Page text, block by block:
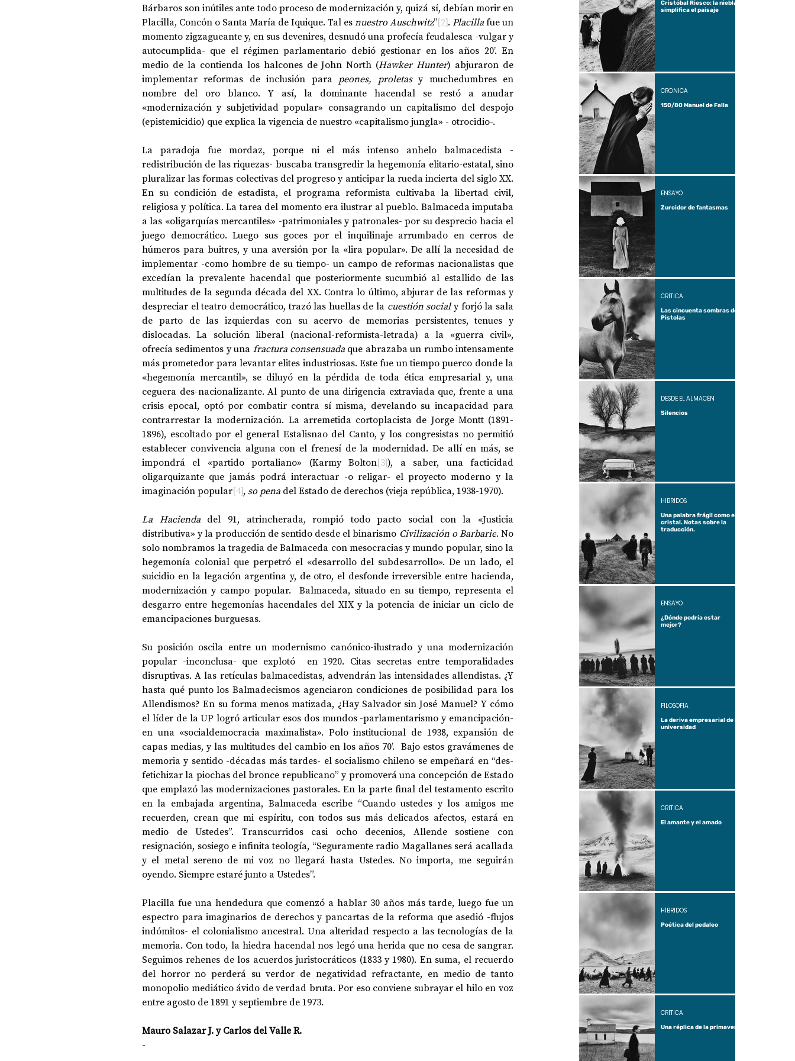
Bárbaros son inútiles ante todo proceso de modernización y, quizá sí, debían morir en
Placilla, Concón o Santa María de Iquique. Tal es nuestro Auschwitz”[2]. Placilla fue un
momento zigzagueante y, en sus devenires, desnudó una profecía feudalesca -vulgar y
autocumplida- que el régimen parlamentario debió gestionar en los años 20’. En
medio de la contienda los halcones de John North (Hawker Hunter) abjuraron de
implementar reformas de inclusión para peones, proletas y muchedumbres en
nombre del oro blanco. Y así, la dominante hacendal se restó a anudar
«modernización y subjetividad popular» consagrando un capitalismo del despojo
(epistemicidio) que explica la vigencia de nuestro «capitalismo jungla» - otrocidio-.
La paradoja fue mordaz, porque ni el más intenso anhelo balmacedista -
redistribución de las riquezas- buscaba transgredir la hegemonía elitario-estatal, sino
pluralizar las formas colectivas del progreso y anticipar la rueda incierta del siglo XX.
En su condición de estadista, el programa reformista cultivaba la libertad civil,
religiosa y política. La tarea del momento era ilustrar al pueblo. Balmaceda imputaba
a las «oligarquías mercantiles» -patrimoniales y patronales- por su desprecio hacia el
juego democrático. Luego sus goces por el inquilinaje arrumbado en cerros de
húmeros para buitres, y una aversión por la «lira popular». De allí la necesidad de
implementar -como hombre de su tiempo- un campo de reformas nacionalistas que
excedían la prevalente hacendal que posteriormente sucumbió al estallido de las
multitudes de la segunda década del XX. Contra lo último, abjurar de las reformas y
despreciar el teatro democrático, trazó las huellas de la cuestión social y forjó la sala
de parto de las izquierdas con su acervo de memorias persistentes, tenues y
dislocadas. La solución liberal (nacional-reformista-letrada) a la «guerra civil»,
ofrecía sedimentos y una fractura consensuada que abrazaba un rumbo intensamente
más prometedor para levantar elites industriosas. Este fue un tiempo puerco donde la
«hegemonía mercantil», se diluyó en la pérdida de toda ética empresarial y, una
ceguera des-nacionalizante. Al punto de una dirigencia extraviada que, frente a una
crisis epocal, optó por combatir contra sí misma, develando su incapacidad para
contrarrestar la modernización. La arremetida cortoplacista de Jorge Montt (1891-
1896), escoltado por el general Estalisnao del Canto, y los congresistas no permitió
establecer convivencia alguna con el frenesí de la modernidad. De allí en más, se
impondrá el «partido portaliano» (Karmy Bolton[3]), a saber, una facticidad
oligarquizante que jamás podrá interactuar -o religar- el proyecto moderno y la
imaginación popular[4], so pena del Estado de derechos (vieja república, 1938-1970).
La Hacienda del 91, atrincherada, rompió todo pacto social con la «Justicia
distributiva» y la producción de sentido desde el binarismo Civilización o Barbarie. No
solo nombramos la tragedia de Balmaceda
hegemonía colonial que perpetró el «desarrollo del subdesarrollo». De un lado, el
suicidio en la legación argentina y, de otro, el desfonde irreversible entre hacienda,
modernización y campo popular.  Balmaceda, situado en su tiempo, representa el
desgarro entre hegemonías hacendales del XIX y la potencia de iniciar un ciclo de
emancipaciones burguesas.
Su posición oscila entre un modernismo canónico-ilustrado y una modernización
popular -inconclusa- que explotó  en 1920. Citas secretas entre temporalidades
disruptivas. A las retículas balmacedistas, advendrán las intensidades allendistas. ¿Y
hasta qué punto los Balmadecismos agenciaron condiciones de posibilidad para los
Allendismos? En su forma menos matizada, ¿Hay Salvador sin José Manuel? Y cómo
el líder de la UP logró articular esos dos mundos -parlamentarismo y emancipación-
en una «socialdemocracia maximalista». Polo institucional de 1938, expansión de
capas medias, y las multitudes del cambio en los años 70’.  Bajo estos gravámenes de
memoria y sentido -décadas más tardes- el socialismo chileno se empeñará en “des-
fetichizar la piochas del bronce republicano” y promoverá una concepción de Estado
que emplazó las modernizaciones pastorales. En la parte final del testamento escrito
en la embajada argentina, Balmaceda escribe “Cuando ustedes y los amigos me
recuerden, crean que mi espíritu, con todos sus más delicados afectos, estará en
medio de Ustedes”. Transcurridos casi ocho decenios, Allende sostiene con
resignación, sosiego e infinita teología, “Seguramente radio Magallanes será acallada
y el metal sereno de mi voz no llegará hasta Ustedes. No importa, me seguirán
oyendo. Siempre estaré junto a Ustedes”.
Placilla fue una hendedura que comenzó a hablar 30 años más tarde, luego fue un
espectro para imaginarios de derechos y pancartas de la reforma que asedió -flujos
indómitos- el colonialismo ancestral. Una alteridad respecto a las tecnologías de la
memoria. Con todo, la hiedra hacendal nos legó una herida que no cesa de sangrar.
Seguimos rehenes de los acuerdos juristocráticos (1833 y 1980). En suma, el recuerdo
del horror no perderá su verdor de negatividad refractante, en medio de tanto
monopolio mediático ávido de verdad bruta. Por eso conviene subrayar el hilo en voz
entre agosto de 1891 y septiembre de 1973.
Mauro Salazar J. y Carlos del Valle R.
-
Cristóbal Riesco: la niebla
simplifica el paisaje
150/80 Manuel de Falla
CRÓNICA
Zurcidor de fantasmas
ENSAYO
Las cincuenta sombras de
Pistolas
CRÍTICA
Silencios
DESDE EL ALMACÉN
Una palabra frágil como el
cristal. Notas sobre la
traducción.
HÍBRIDOS
¿Dónde podría estar
mejor?
ENSAYO
La deriva empresarial de la
universidad
FILOSOFÍA
El amante y el amado
CRÍTICA
Poética del pedaleo
HÍBRIDOS
Una réplica de la primavera
CRÍTICA